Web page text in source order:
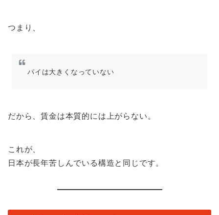
つまり、
パイは大きくなっていない
だから、賃金は本質的には上がらない。
これが、
日本が長年苦しんでいる構造と同じです。